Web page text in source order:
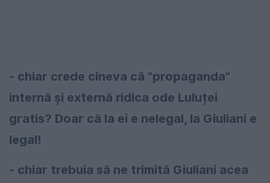
- chiar crede cineva că ”propaganda”
internă și externă ridica ode Luluței
gratis? Doar că la ei e nelegal, la Giuliani e
legal!
- chiar trebuia să ne trimită Giuliani acea